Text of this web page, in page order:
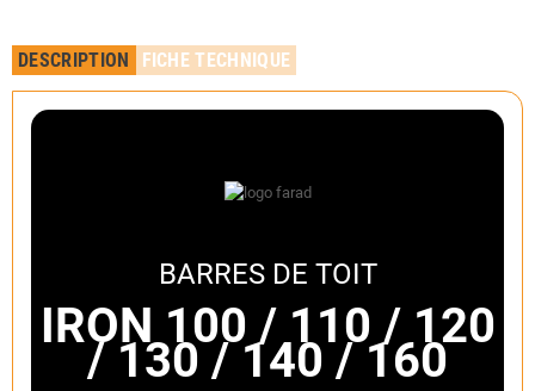
DESCRIPTION FICHE TECHNIQUE
BARRES DE TOIT
IRON 100 / 110 / 120
/ 130 / 140 / 160